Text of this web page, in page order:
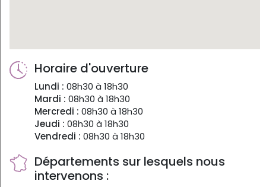
Horaire d'ouverture
Lundi : 08h30 à 18h30
Mardi : 08h30 à 18h30
Mercredi : 08h30 à 18h30
Jeudi : 08h30 à 18h30
Vendredi : 08h30 à 18h30
Départements sur lesquels nous
intervenons :